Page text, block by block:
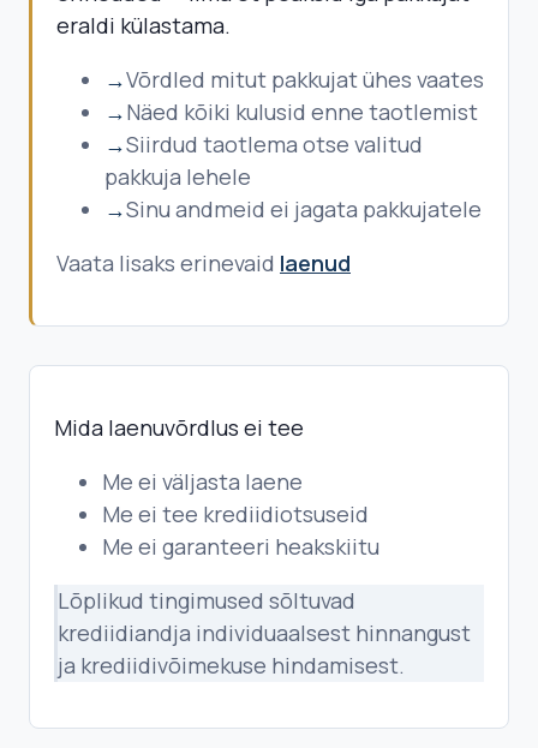
eraldi külastama.
→Võrdled mitut pakkujat ühes vaates
→Näed kõiki kulusid enne taotlemist
→Siirdud taotlema otse valitud
pakkuja lehele
→Sinu andmeid ei jagata pakkujatele
Vaata lisaks erinevaid laenud
Mida laenuvõrdlus ei tee
Me ei väljasta laene
Me ei tee krediidiotsuseid
Me ei garanteeri heakskiitu
Lõplikud tingimused sõltuvad
krediidiandja individuaalsest hinnangust
ja krediidivõimekuse hindamisest.